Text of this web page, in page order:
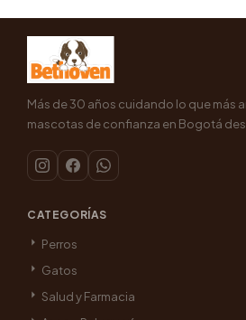
Más de 30 años cuidando lo que más
mascotas de confianza en Bogotá
CATEGORÍAS
Perros
Gatos
Salud y Farmacia